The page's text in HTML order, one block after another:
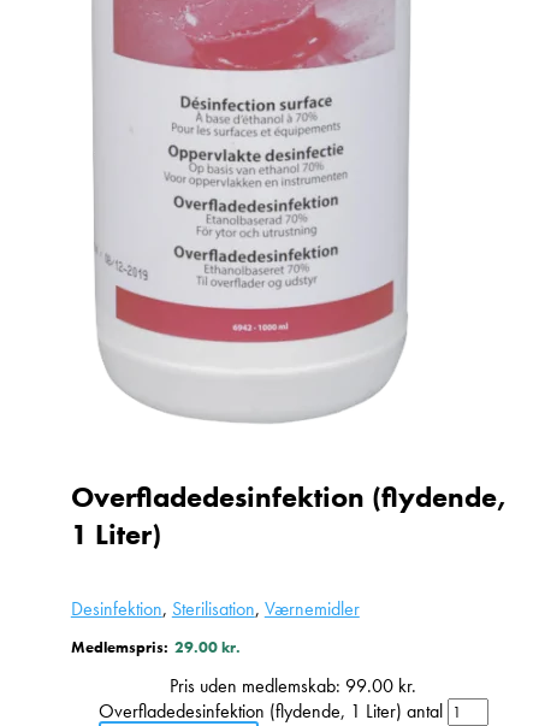
Desinfektion, Sterilisation, Værnemidler
Overfladedesinfektion (flydende,
1 Liter)
Medlemspris: 29.00kr.
Pris uden medlemskab:99.00 kr.
Overfladedesinfektion (flydende, 1 Liter) antal